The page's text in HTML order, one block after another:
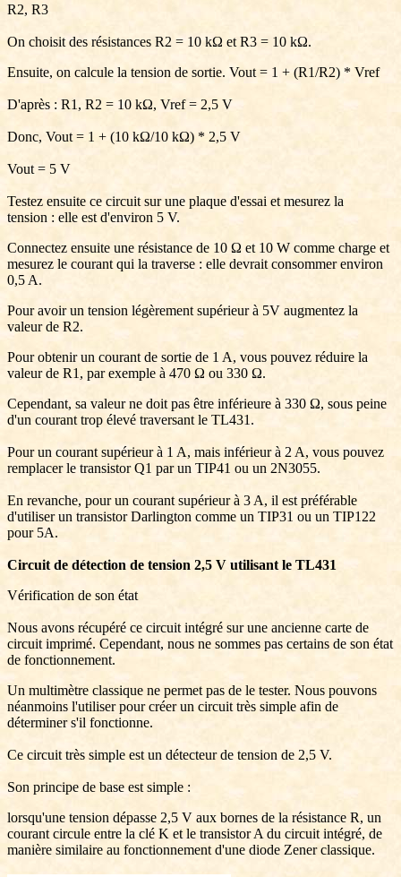
R2, R3
On choisit des résistances R2 = 10 kΩ et R3 = 10 kΩ.
Ensuite, on calcule la tension de sortie. Vout = 1 + (R1/R2) * Vref
D'après : R1, R2 = 10 kΩ, Vref = 2,5 V
Donc, Vout = 1 + (10 kΩ/10 kΩ) * 2,5 V
Vout = 5 V
Testez ensuite ce circuit sur une plaque d'essai et mesurez la
tension : elle est d'environ 5 V.
Connectez ensuite une résistance de 10 Ω et 10 W comme charge et
mesurez le courant qui la traverse : elle devrait consommer environ
0,5 A.
Pour avoir un tension légèrement supérieur à 5V augmentez la
valeur de R2.
Pour obtenir un courant de sortie de 1 A, vous pouvez réduire la
valeur de R1, par exemple à 470 Ω ou 330 Ω.
Cependant, sa valeur ne doit pas être inférieure à 330 Ω, sous peine
d'un courant trop élevé traversant le TL431.
Pour un courant supérieur à 1 A, mais inférieur à 2 A, vous pouvez
remplacer le transistor Q1 par un TIP41 ou un 2N3055.
En revanche, pour un courant supérieur à 3 A, il est préférable
d'utiliser un transistor Darlington comme un TIP31 ou un TIP122
pour 5A.
Circuit de détection de tension 2,5 V utilisant le TL431
Vérification de son état
Nous avons récupéré ce circuit intégré sur une ancienne carte de
circuit imprimé. Cependant, nous ne sommes pas certains de son état
de fonctionnement.
Un multimètre classique ne permet pas de le tester. Nous pouvons
néanmoins l'utiliser pour créer un circuit très simple afin de
déterminer s'il fonctionne.
Ce circuit très simple est un détecteur de tension de 2,5 V.
Son principe de base est simple :
lorsqu'une tension dépasse 2,5 V aux bornes de la résistance R, un
courant circule entre la clé K et le transistor A du circuit intégré, de
manière similaire au fonctionnement d'une diode Zener classique.